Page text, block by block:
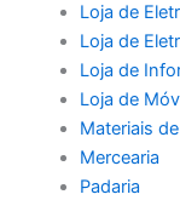
Loja de
Loja de
Loja de
Loja de
Materiais
Mercearia
Padaria